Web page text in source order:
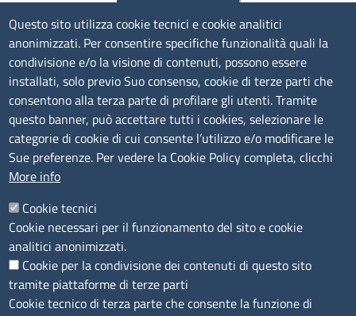
Contatti
Sede Legale di Latina: Viale Umberto I, 80 - 04100 (LT)
tel. 0773/6721
Sede di Frosinone: Via Alcide De Gasperi, 1 - 03100 (FR)
tel. 0775/2751
Peccciaa@pec.frlt.camcom.it
Ufficio relazioni con il pubblico
Codice Fiscale e Partita Iva: 02957560598
Codice univoco ufficio fatt.elettronica: 1TOEDU
Seguici su
Questo sito utilizza cookie tecnici e cookie analitici
anonimizzati. Per consentire specifiche funzionalità quali la
condivisione e/o la visione di contenuti, possono essere
installati, solo previo Suo consenso, cookie di terze parti che
consentono alla terza parte di profilare gli utenti. Tramite
questo banner, può accettare tutti i cookies, selezionare le
categorie di cookie di cui consente l’utilizzo e/o modificare le
Sue preferenze. Per vedere la Cookie Policy completa, clicchi
More info
Cookie tecnici
Cookie necessari per il funzionamento del sito e cookie
analitici anonimizzati.
Cookie per la condivisione dei contenuti di questo sito
tramite piattaforme di terze parti
Cookie tecnico di terza parte che consente la funzione di